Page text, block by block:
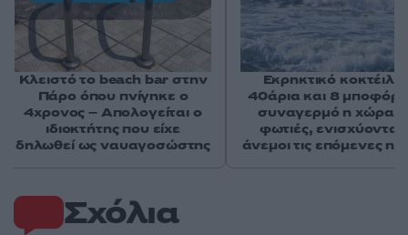
Σχόλια
Κλειστό το beach bar στην
Πάρο όπου πνίγηκε ο
4χρονος – Απολογείται ο
ιδιοκτήτης που είχε
δηλωθεί ως ναυαγοσώστης
Εκρηκτικό κοκτέιλ
40άρια και 8 μποφόρ
συναγερμό η χώρα
φωτιές, ενισχύονται
άνεμοι τις επόμενες